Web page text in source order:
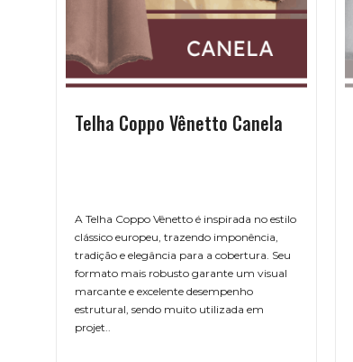
Telha Coppo Vênetto Canela
A Telha Coppo Vênetto é inspirada no estilo
clássico europeu, trazendo imponência,
tradição e elegância para a cobertura. Seu
formato mais robusto garante um visual
marcante e excelente desempenho
estrutural, sendo muito utilizada em
projet..